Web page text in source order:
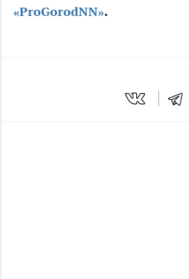
«ProGorodNN».